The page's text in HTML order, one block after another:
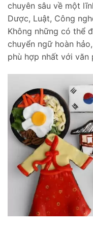
chuyên sâu về một
Dược, Luật, Công
Không những có thể
chuyển ngữ hoàn
phù hợp nhất với văn